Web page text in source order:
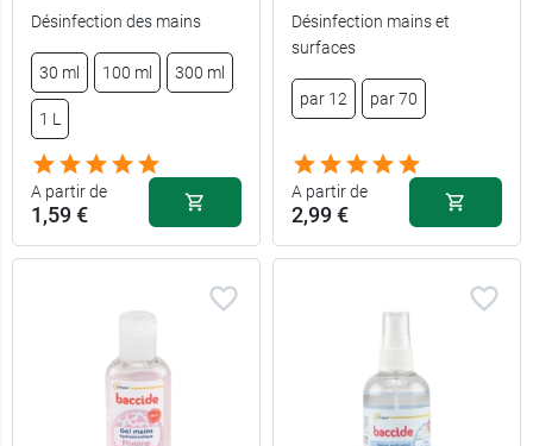
Désinfection des mains
30 ml 100 ml 300 ml
1 L
A partir de
1,59 €
Désinfection mains et
surfaces
par 12 par 70
A partir de
2,99 €